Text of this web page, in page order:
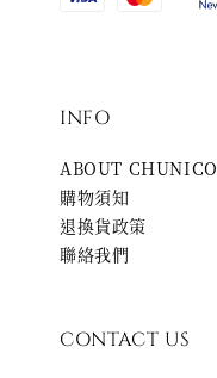
INFO
ABOUT CHUNICO
購物須知
退換貨政策
聯絡我們
CONTACT US